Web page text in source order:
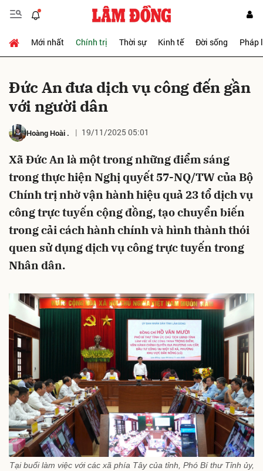
Mới nhất Chính trị Thời sự Kinh tế Đời sống Pháp
Ðức An đưa dịch vụ công đến gần
với người dân
Hoàng Hoài . 19/11/2025 05:01
Xã Đức An là một trong những điểm sáng
trong thực hiện Nghị quyết 57-NQ/TW của Bộ
Chính trị nhờ vận hành hiệu quả 23 tổ dịch vụ
công trực tuyến cộng đồng, tạo chuyển biến
trong cải cách hành chính và hình thành thói
quen sử dụng dịch vụ công trực tuyến trong
Nhân dân.
Tại buổi làm việc với các xã phía Tây của tỉnh, Phó Bí thư Tỉnh ủy,
Gửi bình luận
Hủy Gửi